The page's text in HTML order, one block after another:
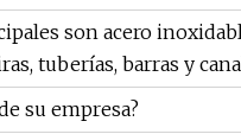
son acero
tuberías, barras y
su empresa?